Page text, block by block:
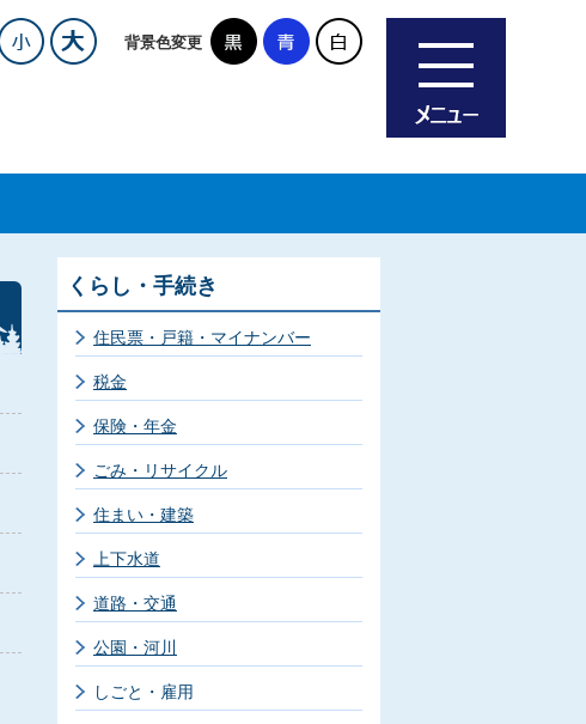
背景色変更
くらし・手続き
住民票・戸籍・マイナンバー
税金
保険・年金
ごみ・リサイクル
住まい・建築
上下水道
道路・交通
公園・河川
しごと・雇用